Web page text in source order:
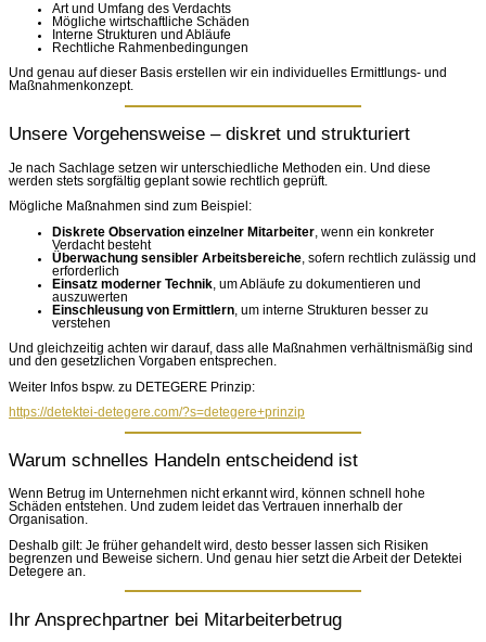
Art und Umfang des Verdachts
Mögliche wirtschaftliche Schäden
Interne Strukturen und Abläufe
Rechtliche Rahmenbedingungen
Und genau auf dieser Basis erstellen wir ein individuelles Ermittlungs- und
Maßnahmenkonzept.
Unsere Vorgehensweise – diskret und strukturiert
Je nach Sachlage setzen wir unterschiedliche Methoden ein. Und diese
werden stets sorgfältig geplant sowie rechtlich geprüft.
Mögliche Maßnahmen sind zum Beispiel:
Diskrete Observation einzelner Mitarbeiter , wenn ein konkreter
Verdacht besteht
Überwachung sensibler Arbeitsbereiche , sofern rechtlich zulässig und
erforderlich
Einsatz moderner Technik , um Abläufe zu dokumentieren und
auszuwerten
Einschleusung von Ermittlern , um interne Strukturen besser zu
verstehen
Und gleichzeitig achten wir darauf, dass alle Maßnahmen verhältnismäßig sind
und den gesetzlichen Vorgaben entsprechen.
Weiter Infos bspw. zu DETEGERE Prinzip:
https://detektei-detegere.com/?s=detegere+prinzip
Warum schnelles Handeln entscheidend ist
Wenn Betrug im Unternehmen nicht erkannt wird, können schnell hohe
Schäden entstehen. Und zudem leidet das Vertrauen innerhalb der
Organisation.
Deshalb gilt: Je früher gehandelt wird, desto besser lassen sich Risiken
begrenzen und Beweise sichern. Und genau hier setzt die Arbeit der Detektei
Detegere an.
Ihr Ansprechpartner bei Mitarbeiterbetrug